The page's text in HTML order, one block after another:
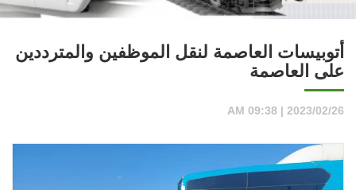
أتوبيسات العاصمة لنقل الموظفين والمترددين
على العاصمة
2023/02/26 | 09:38 AM